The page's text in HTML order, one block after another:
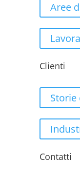
Aree
Clienti
Storie
Contatti